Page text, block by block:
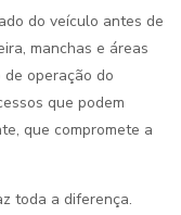
do veículo antes de
manchas e áreas
de operação do
que podem
que compromete a
toda a diferença.